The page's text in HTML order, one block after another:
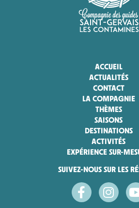
ACCUEIL
ACTUALITÉS
CONTACT
LA COMPAGNIE
THÈMES
SAISONS
DESTINATIONS
ACTIVITÉS
EXPÉRIENCE SUR-
SUIVEZ-NOUS SUR LES